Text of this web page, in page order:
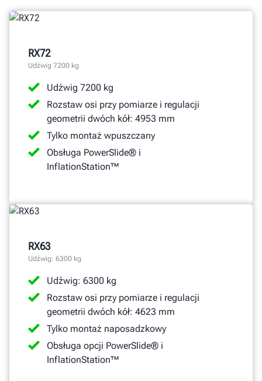
Galeria
UZYSKAJ OFERTĘ
RX72
Udźwig 7200 kg
Udźwig 7200 kg
Rozstaw osi przy pomiarze i regulacji
geometrii dwóch kół: 4953 mm
Tylko montaż wpuszczany
Obsługa PowerSlide® i
InflationStation™
RX63
Udźwig: 6300 kg
Udźwig: 6300 kg
Rozstaw osi przy pomiarze i regulacji
geometrii dwóch kół: 4623 mm
Tylko montaż naposadzkowy
Obsługa opcji PowerSlide® i
InflationStation™